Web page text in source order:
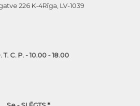
226 K-4Rīga, LV-1039
T. C. P. - 10.00 - 18.00